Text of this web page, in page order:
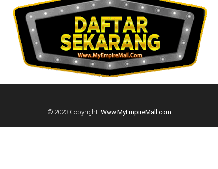
PUTRAJAYA(9)
LABUAN(2)
INDONESIA(1)© 2023 Copyright: Www.MyEmpireMall.com